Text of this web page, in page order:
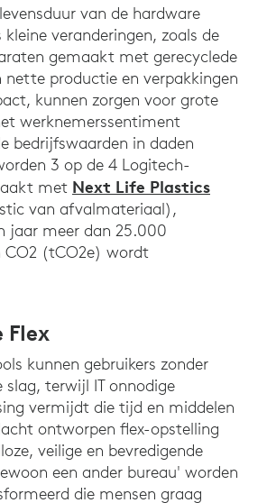
van de hardware
veranderingen, zoals de
gemaakt met gerecyclede
nette productie en verpakkingen
kunnen zorgen voor grote
werknemerssentiment
bedrijfswaarden in daden
3 op de 4 Logitech-
met Next Life Plastics
van afvalmateriaal),
jaar meer dan 25.000
CO2 (tCO2e) wordt
Flex
kunnen gebruikers zonder
slag, terwijl IT onnodige
vermijdt die tijd en middelen
ontworpen flex-opstelling
veilige en bevredigende
een ander bureau' worden
die mensen graag